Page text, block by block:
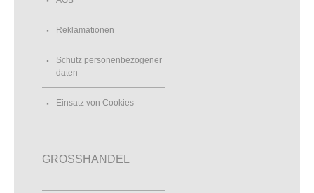
Reklamationen
Schutz personenbezogener
daten
Einsatz von Cookies
GROSSHANDEL